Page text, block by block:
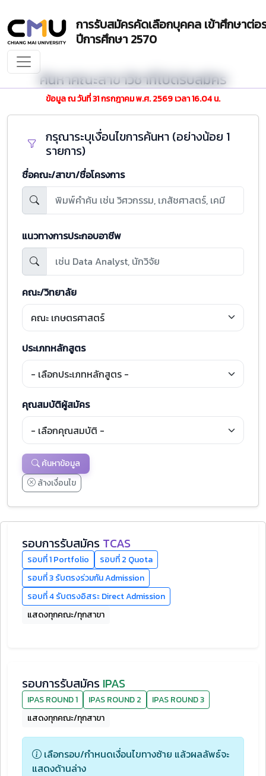
การรับสมัครคัดเลือกบุคคล เข้าศึกษาต่
ปีการศึกษา 2570
ค้นหาคณะสาขาวิชาที่เปิดรับสมัคร
ข้อมูล ณ วันที่ 31 กรกฎาคม พ.ศ. 2569 เวลา 16.04 น.
กรุณาระบุเงื่อนไขการค้นหา (อย่างน้อย 1
รายการ)
ชื่อคณะ/สาขา/ชื่อโครงการ
แนวทางการประกอบอาชีพ
คณะ/วิทยาลัย
ประเภทหลักสูตร
คุณสมบัติผู้สมัคร
ค้นหาข้อมูล
ล้างเงื่อนไข
รอบการรับสมัคร TCAS
รอบที่ 1 Portfolio
รอบที่ 2 Quota
รอบที่ 3 รับตรงร่วมกัน Admission
รอบที่ 4 รับตรงอิสระ Direct Admission
แสดงทุกคณะ/ทุกสาขา
รอบการรับสมัคร IPAS
IPAS ROUND 1 IPAS ROUND 2
IPAS ROUND 3
แสดงทุกคณะ/ทุกสาขา
เลือกรอบ/กำหนดเงื่อนไขทางซ้าย แล้วผลลัพธ์จะ
แสดงด้านล่าง